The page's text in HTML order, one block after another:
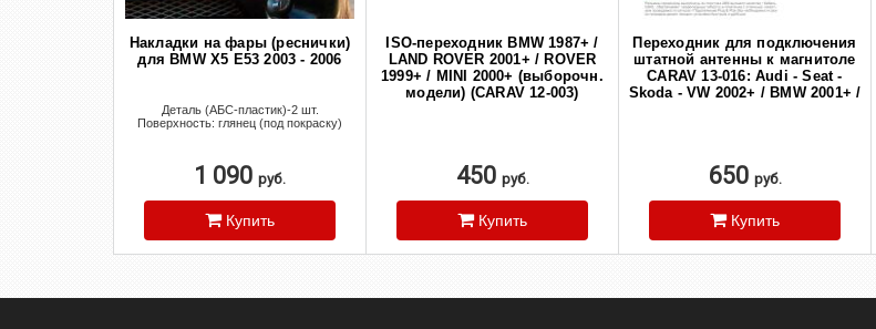
Накладки на фары (реснички)
для BMW X5 E53 2003 - 2006
Деталь (АБС-пластик)-2 шт.
Поверхность: глянец (под покраску)
1 090 руб.
Купить
ISO-переходник BMW 1987+ /
LAND ROVER 2001+ / ROVER
1999+ / MINI 2000+ (выборочн.
модели) (CARAV 12-003)
450 руб.
Купить
Переходник для подключения
штатной антенны к магнитоле
CARAV 13-016: Audi - Seat -
Skoda - VW 2002+ / BMW 2001+ /
650 руб.
Купить